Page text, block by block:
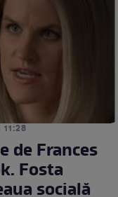
de Frances
Fosta
socială